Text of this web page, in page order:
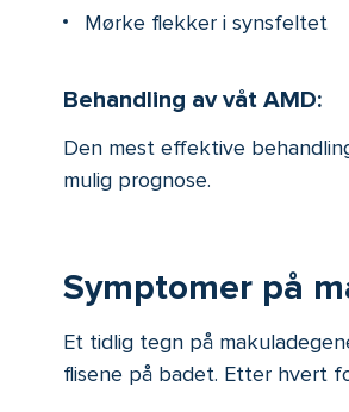
Mørke flekker i synsfeltet
Behandling av våt AMD:
Den mest effektive
mulig prognose.
Symptomer på
Et tidlig tegn på
flisene på badet. Etter hvert